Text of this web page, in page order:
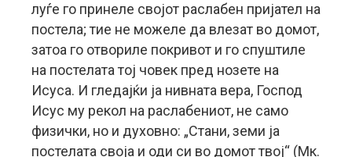
луѓе го принеле својот раслабен пријател на
постела; тие не можеле да влезат во домот,
затоа го отвориле покривот и го спуштиле
на постелата тој човек пред нозете на
Исуса. И гледајќи ја нивната вера, Господ
Исус му рекол на раслабениот, не само
физички, но и духовно: „Стани, земи ја
постелата своја и оди си во домот твој“ (Мк.